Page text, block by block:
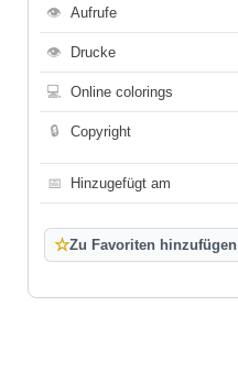
👁 Aufrufe
👁 Drucke
💻 Online colorings
🔒 Copyright
📅 Hinzugefügt am
☆Zu Favoriten hinzufügen